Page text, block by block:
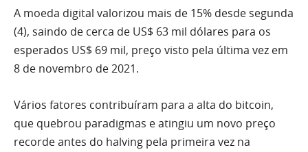
A moeda digital valorizou mais de 15% desde segunda
(4), saindo de cerca de US$ 63 mil dólares para os
esperados US$ 69 mil, preço visto pela última vez em
8 de novembro de 2021.
Vários fatores contribuíram para a alta do bitcoin,
que quebrou paradigmas e atingiu um novo preço
recorde antes do halving pela primeira vez na